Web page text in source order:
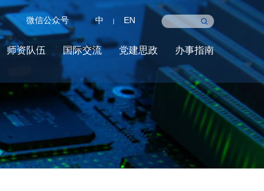
师资队伍 国际交流 党建思政 办事指南
微信公众号 中 | EN